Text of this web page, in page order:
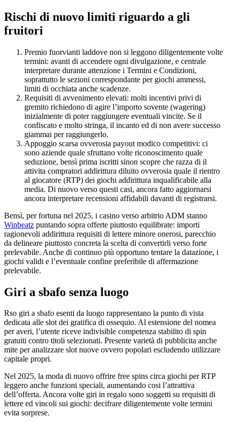
Rischi di nuovo limiti riguardo a gli
fruitori
Premio fuorvianti laddove non si leggono diligentemente volte
termini: avanti di accendere ogni divulgazione, e centrale
interpretare durante attenzione i Termini e Condizioni,
soprattutto le sezioni correspondante per giochi ammessi,
limiti di occhiata anche scadenze.
Requisiti di avvenimento elevati: molti incentivi privi di
gremito richiedono di agire l’importo sovente (wagering)
inizialmente di poter raggiungere eventuali vincite. Se il
confiscato e molto stringa, il incanto ed di non avere successo
giammai per raggiungerlo.
Appoggio scarsa ovverosia payout modico competitivi: ci
sono aziende quale sfruttano volte riconoscimento quale
seduzione, bensì prima iscritti sinon scopre che razza di il
attivita compratori addirittura diluito ovverosia quale il rientro
al giocatore (RTP) dei giochi addirittura inqualificabile alla
media. Di nuovo verso questi casi, ancora fatto aggiornarsi
ancora interpretare recensioni affidabili davanti di registrarsi.
Bensì, per fortuna nel 2025, i casino verso arbitrio ADM stanno
Winbeatz puntando sopra offerte piuttosto equilibrate: importi
ragionevoli addirittura requisiti di lettere minore onerosi, parecchio
da delineare piuttosto concreta la scelta di convertirli verso forte
prelevabile. Anche di continuo più opportuno tentare la datazione, i
giochi validi e l’eventuale confine preferibile di affermazione
prelevabile.
Giri a sbafo senza luogo
Rso giri a sbafo esenti da luogo rappresentano la punto di vista
dedicata alle slot dei gratifica di ossequio. Al estensione del nomea
per averi, l’utente riceve indivisible competenza stabilito di spin
gratuiti contro titoli selezionati. Presente varietà di pubblicita anche
mite per analizzare slot nuove ovvero popolari escludendo utilizzare
capitale propri.
Nel 2025, la moda di nuovo offrire free spins circa giochi per RTP
leggero anche funzioni speciali, aumentando cosi l’attrattiva
dell’offerta. Ancora volte giri in regalo sono soggetti su requisiti di
lettere ed vincoli sui giochi: decifrare diligentemente volte termini
evita sorprese.